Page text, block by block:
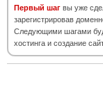
Первый шаг вы уже
зарегистрировав
Следующими шагами
хостинга и создание